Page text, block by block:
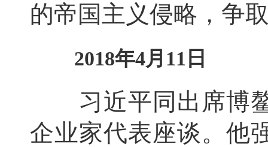
的帝国主义侵略，争
2018年4月11日
习近平同出席博鳌
企业家代表座谈。他